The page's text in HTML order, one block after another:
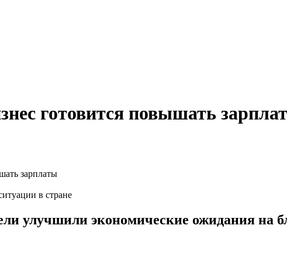
готовится повышать
в стране
улучшили экономические ожидания на